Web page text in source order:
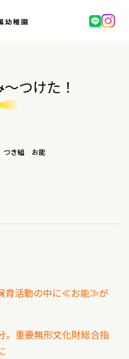
つけた！
き組 お能
育活動の中に≪お能≫が
。重要無形文化財総合指